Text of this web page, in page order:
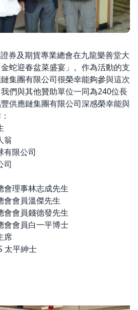
券及期貨專業總會在九龍樂善堂大
蛇迎春盆菜盛宴」。作為活動的支
集團有限公司很榮幸能夠參與這次
們與其他贊助單位一同為240位長
供應鏈集團有限公司深感榮幸能與
翁
有限公司
司
會理事林志成先生
會會員溫傑先生
會會員錢德發先生
會會員白一平博士
席
太平紳士